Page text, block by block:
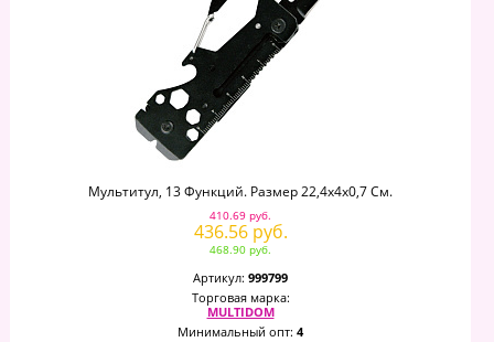
Мультитул, 13 Функций. Размер 22,4х4х0,7 См.
410.69 руб.
436.56 руб.
468.90 руб.
Артикул: 999799
Торговая марка:
MULTIDOM
Минимальный опт: 4